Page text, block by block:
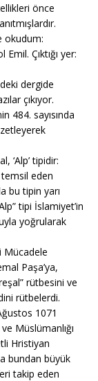
önce
okudum:
Çıktığı yer:
dergide
çıkıyor.
484. sayısında
‘Alp’ tipidir:
eden
bu tipin yarı
tipi İslamiyet’in
yoğrularak
Mücadele
Paşa’ya,
rütbesini ve
rütbelerdi.
1071
Müslümanlığı
Hristiyan
bundan büyük
takip eden